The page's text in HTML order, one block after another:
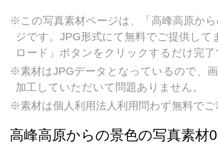
※この写真素材ページは、「高峰高原か
ジです。JPG形式にて無料でご提供して
ロード」ボタンをクリックするだけ完
※素材はJPGデータとなっているので、
加工していただいて問題ありません。
※素材は個人利用法人利用問わず無料で
高峰高原からの景色の写真素材